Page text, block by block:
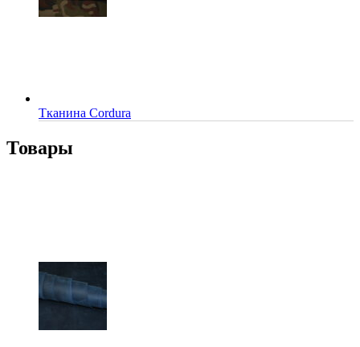
Тканина Cordura
Товары